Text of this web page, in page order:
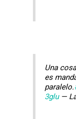
Una
es
paralelo.
3glu— La